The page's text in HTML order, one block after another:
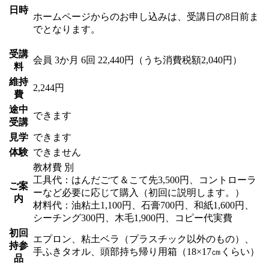
日時
ホームページからのお申し込みは、受講日の8日前ま
でとなります。
受講
料
会員 3か月 6回 22,440円（うち消費税額2,040円）
維持
費
2,244円
途中
受講
できます
見学 できます
体験 できません
ご案
内
教材費 別
工具代：はんだごて＆こて先3,500円、コントローラ
ーなど必要に応じて購入（初回に説明します。）
材料代：油粘土1,100円、石膏700円、和紙1,600円、
シーチング300円、木毛1,900円、コピー代実費
初回
持参
品
エプロン、粘土ベラ（プラスチック以外のもの）、
手ふきタオル、頭部持ち帰り用箱（18×17㎝くらい）